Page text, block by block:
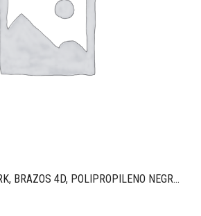
SILLA MOD. A/S WORK, BRAZOS 4D, POLIPROPILENO NEGRO, SINCRO CON BLOQUEO, MALLA TALE CON CABEZAL REGULABLE COLOR NEGRO, TAPIZADO ERA COLOR AZUL OSCURO.